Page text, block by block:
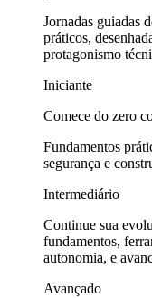
Jornadas guiadas
práticos,
protagonismo
Iniciante
Comece do zero
Fundamentos
segurança e
Intermediário
Continue sua
fundamentos,
autonomia, e
Avançado